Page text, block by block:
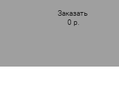
Заказать
0 р.